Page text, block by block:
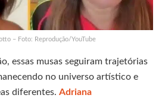
– Foto: Reprodução/YouTube
essas musas seguiram trajetórias
no universo artístico e
diferentes. Adriana